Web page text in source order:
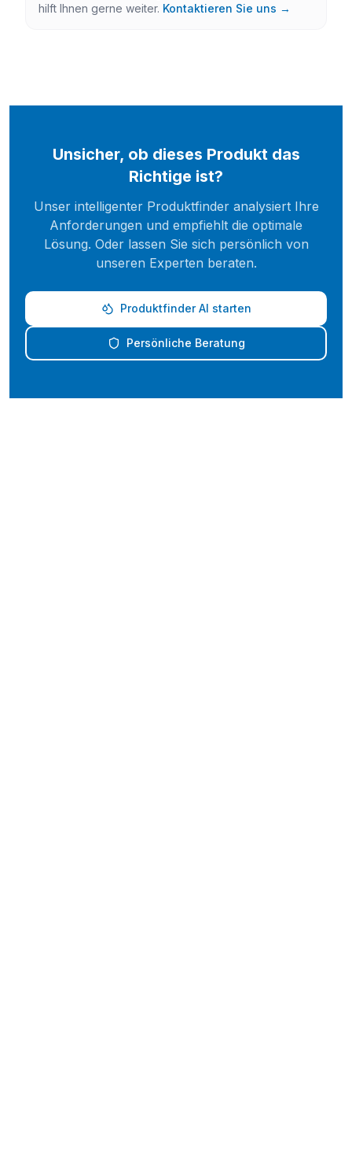
hilft Ihnen gerne weiter. Kontaktieren Sie uns →
Unsicher, ob dieses Produkt das
Richtige ist?
Unser intelligenter Produktfinder analysiert Ihre
Anforderungen und empfiehlt die optimale
Lösung. Oder lassen Sie sich persönlich von
unseren Experten beraten.
Produktfinder AI starten
Persönliche Beratung